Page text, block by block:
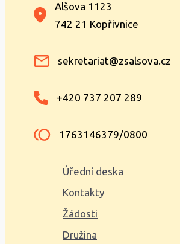
Alšova 1123
742 21 Kopřivnice
sekretariat@zsalsova.cz
+420 737 207 289
1763146379/0800
Úřední deska
Kontakty
Žádosti
Družina